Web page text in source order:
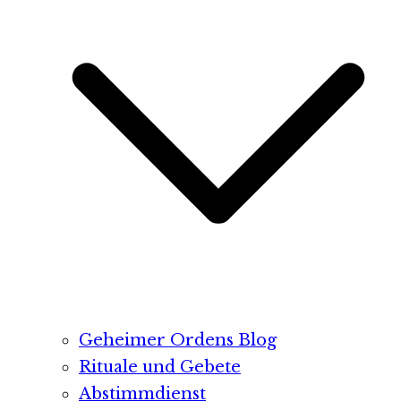
Geheimer Ordens Blog
Rituale und Gebete
Abstimmdienst